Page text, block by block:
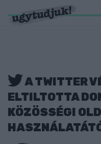
A TWITTER
ELTILTOTTA
KÖZÖSSÉGI